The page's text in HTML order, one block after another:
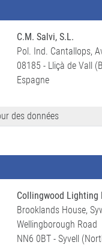
C.M. Salvi, S.L.
Pol. Ind. Cantallops,
08185 - Lliçà de Vall
Espagne
des données
Collingwood Lighting
Brooklands House,
Wellingborough Road
NN6 0BT - Syvell